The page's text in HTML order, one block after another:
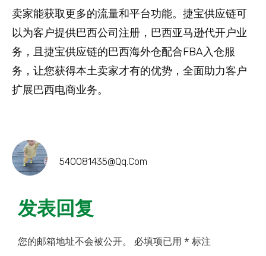
卖家能获取更多的流量和平台功能。捷宝供应链可
以为客户提供巴西公司注册，巴西亚马逊代开户业
务，且捷宝供应链的巴西海外仓配合FBA入仓服
务，让您获得本土卖家才有的优势，全面助力客户
扩展巴西电商业务。
540081435@qq.com
发表回复
您的邮箱地址不会被公开。 必填项已用 * 标注